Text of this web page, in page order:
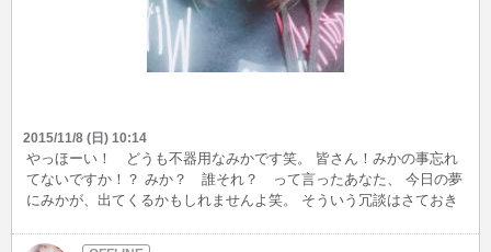
2015/11/8 (日) 10:14
やっほーい！ どうも不器用なみかです笑。 皆さん！みかの事忘れ
てないですか！？ みか？ 誰それ？ って言ったあなた、 今日の夢
にみかが、出てくるかもしれませんよ笑。 そういう冗談はさておき
皆さんお世辞でも嬉しいですよ♪ でもみかはあまり、褒め慣れてな